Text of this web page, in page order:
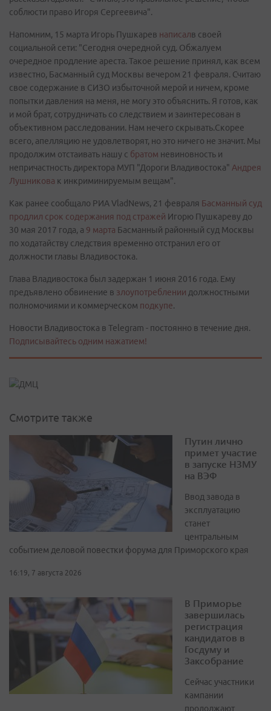
соблюсти право Игоря Сергеевича".
Напомним, 15 марта Игорь Пушкарев написалв своей
социальной сети: "Сегодня очередной суд. Обжалуем
очередное продление ареста. Такое решение принял, как всем
известно, Басманный суд Москвы вечером 21 февраля. Считаю
свое содержание в СИЗО избыточной мерой и ничем, кроме
попытки давления на меня, не могу это объяснить. Я готов, как
и мой брат, сотрудничать со следствием и заинтересован в
объективном расследовании. Нам нечего скрывать.Скорее
всего, апелляцию не удовлетворят, но это ничего не значит. Мы
продолжим отстаивать нашу с братом невиновность и
непричастность директора МУП "Дороги Владивостока" Андрея
Лушникова к инкриминируемым вещам".
Как ранее сообщало РИА VladNews, 21 февраля Басманный суд
продлил срок содержания под стражей Игорю Пушкареву до
30 мая 2017 года, а 9 марта Басманный районный суд Москвы
по ходатайству следствия временно отстранил его от
должности главы Владивостока.
Глава Владивостока был задержан 1 июня 2016 года. Ему
предъявлено обвинение в злоупотреблении должностными
полномочиями и коммерческом подкупе.
Новости Владивостока в Telegram - постоянно в течение дня.
Подписывайтесь одним нажатием!
Смотрите также
Путин лично
примет участие
в запуске НЗМУ
на ВЭФ
Ввод завода в
эксплуатацию
станет
центральным
событием деловой повестки форума для Приморского края
16:19, 7 августа 2026
В Приморье
завершилась
регистрация
кандидатов в
Госдуму и
Заксобрание
Сейчас участники
кампании
продолжают